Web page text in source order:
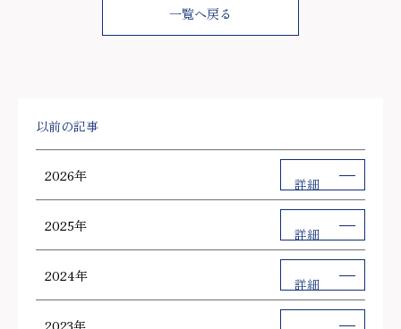
一覧へ戻る
以前の記事
2026年 詳細
2025年 詳細
2024年 詳細